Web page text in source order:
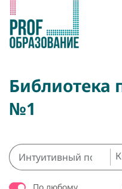
Библиотека
№1